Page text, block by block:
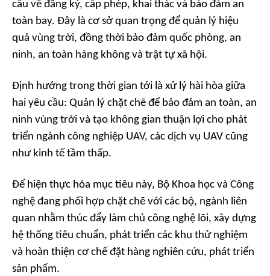
cầu về đăng ký, cấp phép, khai thác và bảo đảm an
toàn bay. Đây là cơ sở quan trọng để quản lý hiệu
quả vùng trời, đồng thời bảo đảm quốc phòng, an
ninh, an toàn hàng không và trật tự xã hội.
Định hướng trong thời gian tới là xử lý hài hòa giữa
hai yêu cầu: Quản lý chặt chẽ để bảo đảm an toàn, an
ninh vùng trời và tạo không gian thuận lợi cho phát
triển ngành công nghiệp UAV, các dịch vụ UAV cũng
như kinh tế tầm thấp.
Để hiện thực hóa mục tiêu này, Bộ Khoa học và Công
nghệ đang phối hợp chặt chẽ với các bộ, ngành liên
quan nhằm thúc đẩy làm chủ công nghệ lõi, xây dựng
hệ thống tiêu chuẩn, phát triển các khu thử nghiệm
và hoàn thiện cơ chế đặt hàng nghiên cứu, phát triển
sản phẩm.